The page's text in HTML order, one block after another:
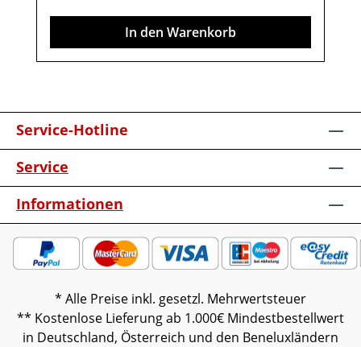
verschiedenen Bildschirmen abweichen.
Deko oder andere Beimöbel sind nicht
enthalten. Abbildung kann abweichen.
In den Warenkorb
Service-Hotline
Service
Informationen
* Alle Preise inkl. gesetzl. Mehrwertsteuer
** Kostenlose Lieferung ab 1.000€ Mindestbestellwert
in Deutschland, Österreich und den Beneluxländern